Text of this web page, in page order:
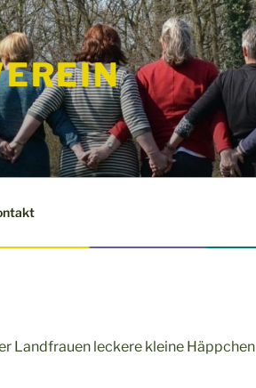
Landfrauen leckere kleine Häppchen